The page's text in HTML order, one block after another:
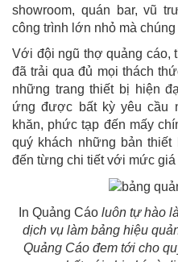
showroom, quán bar, vũ
công trình lớn nhỏ mà
Với đội ngũ thợ quảng cáo,
đã trải qua đủ mọi thách
những trang thiết bị hiện
ứng được bất kỳ yêu cầu
khăn, phức tạp đến mấy
quý khách những bản thiết
đến từng chi tiết với mức
In Quảng Cáoluôn tự hào
dịch vụ làm bảng hiệu
Quảng Cáo đem tới cho